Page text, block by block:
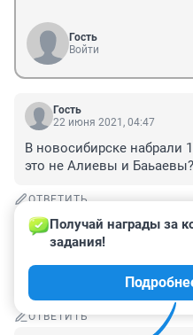
Гость
Войти
Гость
22 июня 2021, 04:47
В новосибирске набрали
это не Алиевы и
ОТВЕТИТЬ
Гость
21 июня 2021, 21:29
Непонятно... В 11 класс с
об этом недавно), зато
ОТВЕТИТЬ
Получай награды за
задания!